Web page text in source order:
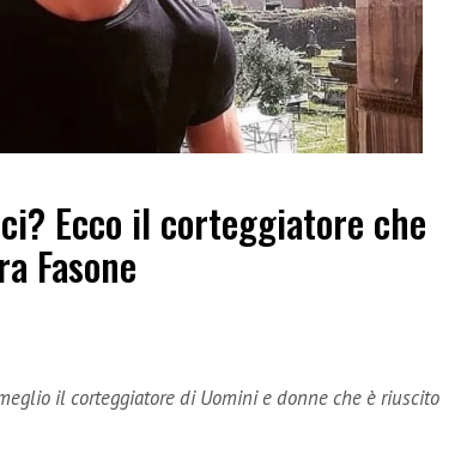
Ecco il corteggiatore che
Fasone
il corteggiatore di Uomini e donne che è riuscito